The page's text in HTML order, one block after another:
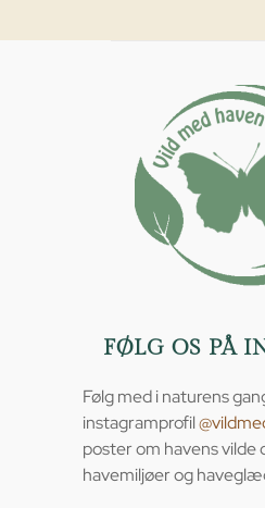
FØLG OS PÅ
Følg med i naturens
instagramprofil
poster om havens vilde
havemiljøer og